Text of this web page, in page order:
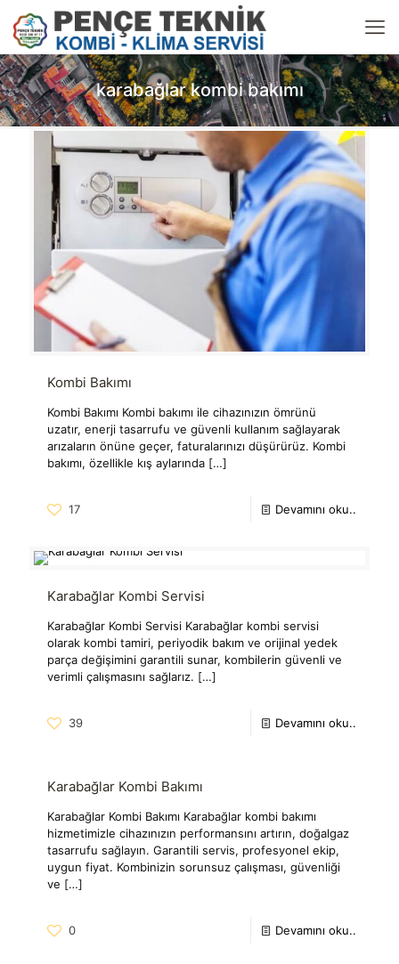
karabağlar kombi bakımı
Kombi Bakımı
Kombi Bakımı Kombi bakımı ile cihazınızın ömrünü
uzatır, enerji tasarrufu ve güvenli kullanım sağlayarak
arızaların önüne geçer, faturalarınızı düşürürüz. Kombi
bakımı, özellikle kış aylarında […]
17 Devamını oku..
Karabağlar Kombi Servisi
Karabağlar Kombi Servisi Karabağlar kombi servisi
olarak kombi tamiri, periyodik bakım ve orijinal yedek
parça değişimini garantili sunar, kombilerin güvenli ve
verimli çalışmasını sağlarız. […]
39 Devamını oku..
Karabağlar Kombi Bakımı
Karabağlar Kombi Bakımı Karabağlar kombi bakımı
hizmetimizle cihazınızın performansını artırın, doğalgaz
tasarrufu sağlayın. Garantili servis, profesyonel ekip,
uygun fiyat. Kombinizin sorunsuz çalışması, güvenliği
ve […]
0 Devamını oku..